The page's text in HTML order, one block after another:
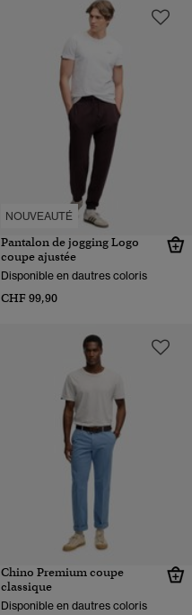
NOUVEAUTÉ
Pantalon de jogging Logo
coupe ajustée
Disponible en dautres coloris
CHF 99,90
Chino Premium coupe
classique
Disponible en dautres coloris